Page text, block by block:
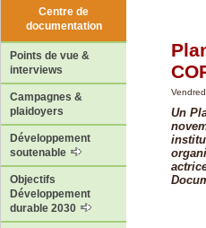
Centre de
documentation
Points de vue &
interviews
Campagnes &
plaidoyers
Développement
soutenable
Objectifs
Développement
durable 2030
Un